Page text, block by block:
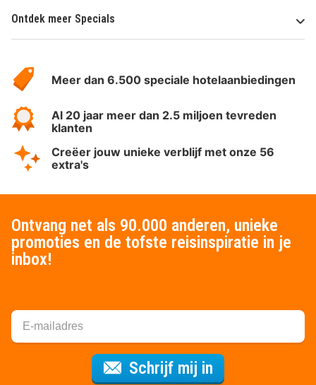
Ontdek meer Specials
HotelSpecials
Meer dan 6.500 speciale hotelaanbiedingen
Al 20 jaar meer dan 2.5 miljoen tevreden
klanten
Creëer jouw unieke verblijf met onze 56
extra's
Ontvang net als 90.000 anderen, unieke
promoties en de tofste reisinspiratie in je
inbox!
Schrijf mij in